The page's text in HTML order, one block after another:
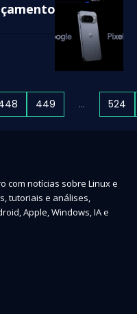
chip
449 … 524
com notícias sobre Linux e
tutoriais e análises,
Apple, Windows, IA e